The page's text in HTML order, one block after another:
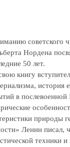
советского
Нордена
50 лет.
книгу
история
в послевоенной
природы
Ленин писал,
техники